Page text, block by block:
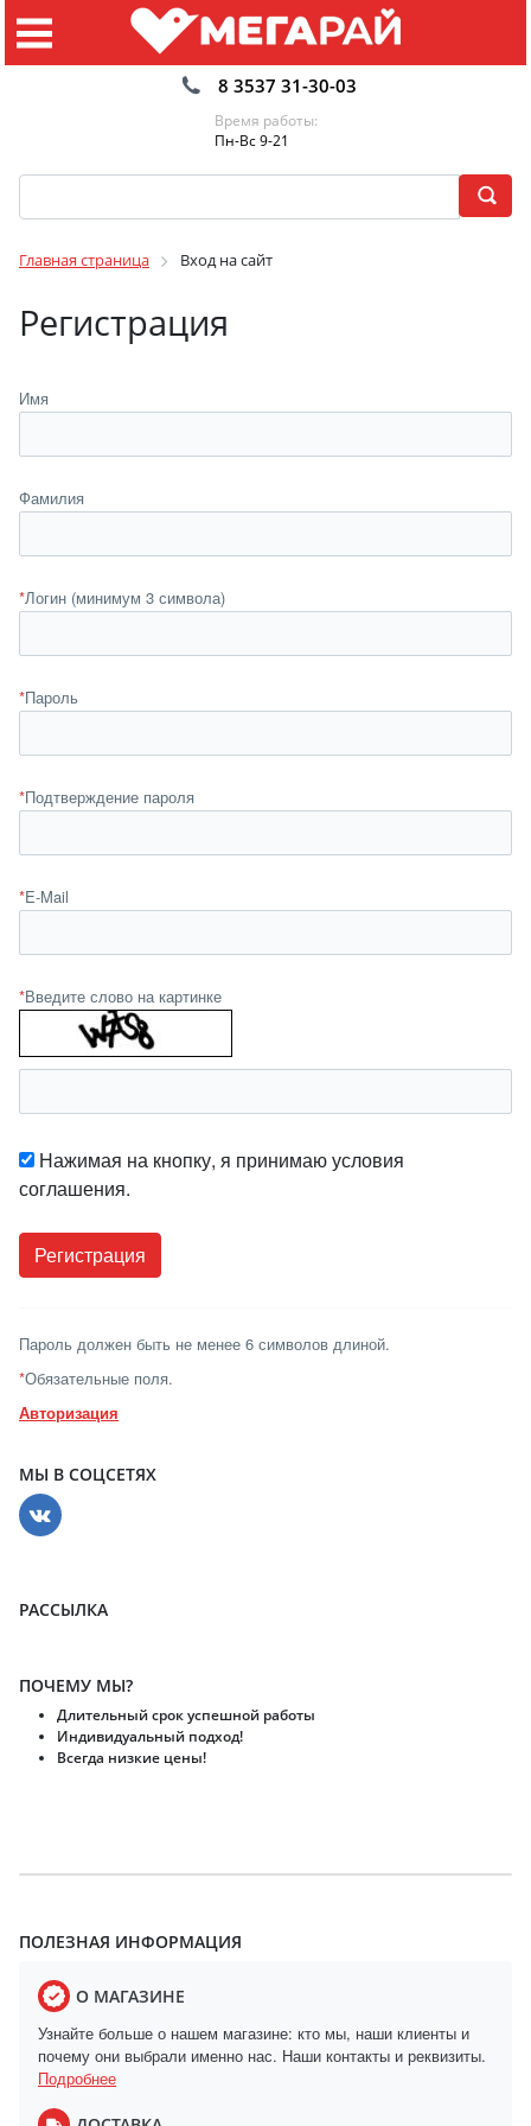
8 3537 31-30-03
Время работы:
Пн-Вс 9-21
Главная страница Вход на сайт
Регистрация
Имя
Фамилия
*Логин (минимум 3 символа)
*Пароль
*Подтверждение пароля
*E-Mail
*Введите слово на картинке
Нажимая на кнопку, я принимаю условия
соглашения.
Пароль должен быть не менее 6 символов длиной.
*Обязательные поля.
Авторизация
МЫ В СОЦСЕТЯХ
РАССЫЛКА
ПОЧЕМУ МЫ?
Длительный срок успешной работы
Индивидуальный подход!
Всегда низкие цены!
ПОЛЕЗНАЯ ИНФОРМАЦИЯ
О МАГАЗИНЕ
Узнайте больше о нашем магазине: кто мы, наши клиенты и
почему они выбрали именно нас. Наши контакты и реквизиты.
Подробнее